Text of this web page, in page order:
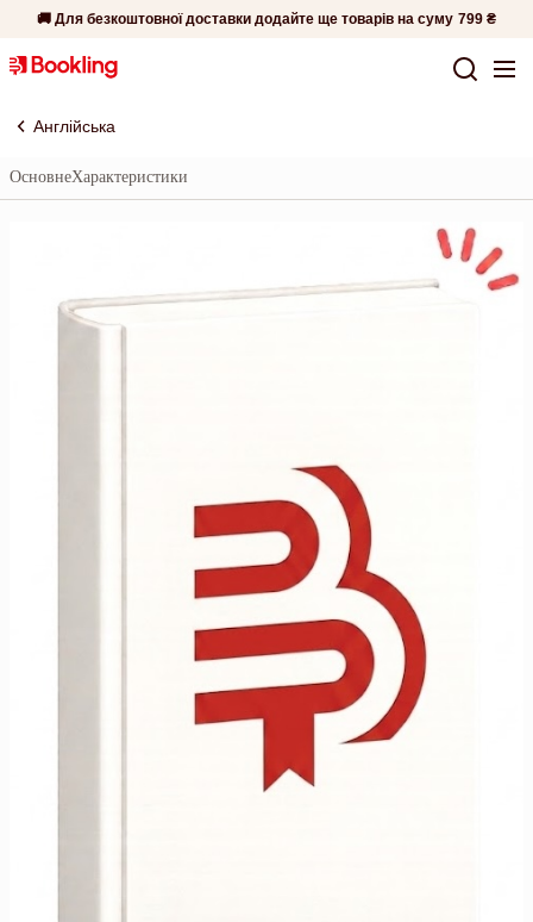
🚚 Для безкоштовної доставки додайте ще товарів на суму 799 ₴
Англійська
ОсновнеХарактеристики